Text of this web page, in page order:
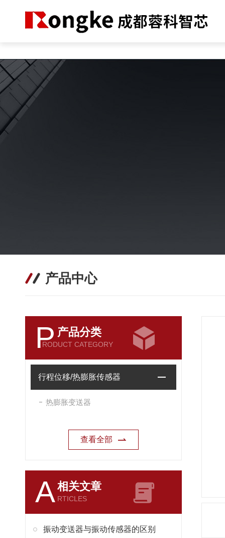
产品中心
P 产品分类
RODUCT CATEGORY
行程位移/热膨胀传感器
热膨胀变送器
查看全部
A相关文章
RTICLES
振动变送器与振动传感器的区别